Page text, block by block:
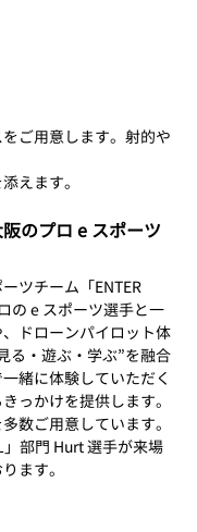
ご用意します。射的や
えます。
のプロ e スポーツ
ツチーム「ENTER
の e スポーツ選手と一
ドローンパイロット体
る・遊ぶ・学ぶ”を融合
緒に体験していただく
っかけを提供します。
数ご用意しています。
」部門 Hurt 選手が来場
ます。